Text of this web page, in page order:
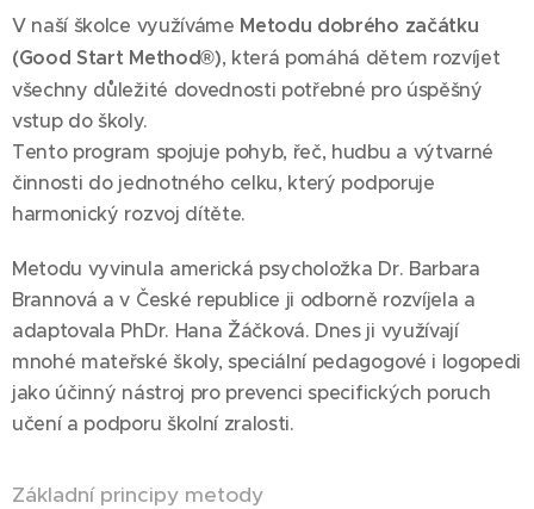
V naší školce využíváme Metodu dobrého začátku
(Good Start Method®), která pomáhá dětem rozvíjet
všechny důležité dovednosti potřebné pro úspěšný
vstup do školy.
Tento program spojuje pohyb, řeč, hudbu a výtvarné
činnosti do jednotného celku, který podporuje
harmonický rozvoj dítěte.
Metodu vyvinula americká psycholožka Dr. Barbara
Brannová a v České republice ji odborně rozvíjela a
adaptovala PhDr. Hana Žáčková. Dnes ji využívají
mnohé mateřské školy, speciální pedagogové i logopedi
jako účinný nástroj pro prevenci specifických poruch
učení a podporu školní zralosti.
Základní principy metody